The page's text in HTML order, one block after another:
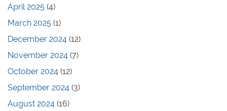
April 2025 (4)
March 2025 (1)
December 2024 (12)
November 2024 (7)
October 2024 (12)
September 2024 (3)
August 2024 (16)